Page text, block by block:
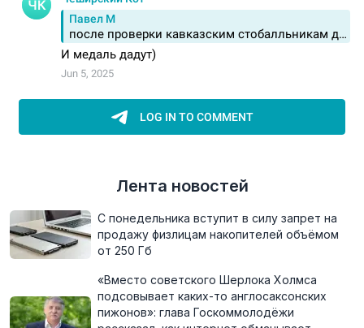
Лента новостей
С понедельника вступит в силу запрет на
продажу физлицам накопителей объёмом
от 250 Гб
«Вместо советского Шерлока Холмса
подсовывает каких-то англосаксонских
пижонов»: глава Госкоммолодёжи